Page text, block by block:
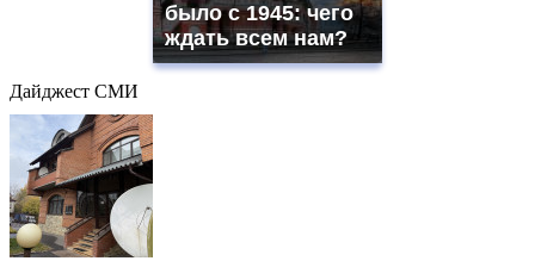
было с 1945: чего
ждать всем нам?
Дайджест СМИ